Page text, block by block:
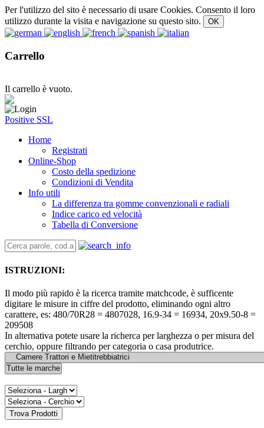
Per l'utilizzo del sito è necessario di usare Cookies. Consento il loro
utilizzo durante la visita e navigazione su questo sito.
Carrello
Il carrello è vuoto.
Positive SSL
Home
Registrati
Online-Shop
Costo della spedizione
Condizioni di Vendita
Info utili
La differenza tra gomme convenzionali e radiali
Indice carico ed velocità
Tabella di Conversione
ISTRUZIONI:
Il modo più rapido è la ricerca tramite matchcode, è sufficente
digitare le misure in ciffre del prodotto, eliminando ogni altro
carattere, es: 480/70R28 = 4807028, 16.9-34 = 16934, 20x9.50-8 =
209508
In alternativa potete usare la richerca per larghezza o per misura del
cerchio, oppure filtrando per categoria o casa produtrice.